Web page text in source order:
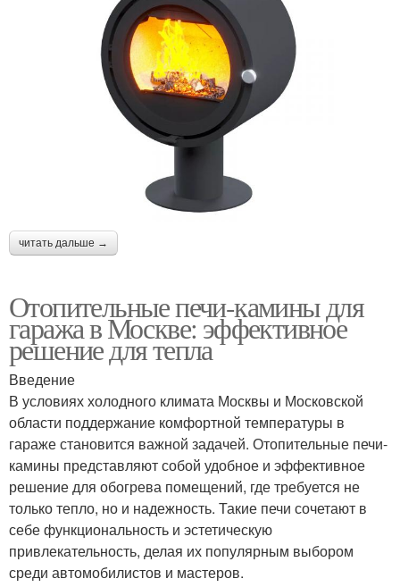
читать дальше →
Отопительные печи-камины для
гаража в Москве: эффективное
решение для тепла
Введение
В условиях холодного климата Москвы и Московской
области поддержание комфортной температуры в
гараже становится важной задачей. Отопительные печи-
камины представляют собой удобное и эффективное
решение для обогрева помещений, где требуется не
только тепло, но и надежность. Такие печи сочетают в
себе функциональность и эстетическую
привлекательность, делая их популярным выбором
среди автомобилистов и мастеров.